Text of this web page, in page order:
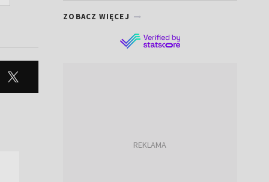
ZOBACZ WIĘCEJ